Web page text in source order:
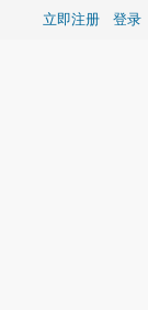
立即注册 登录